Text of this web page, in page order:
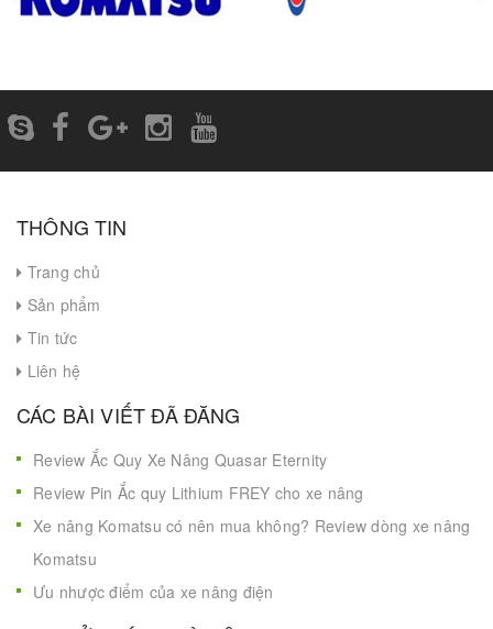
THÔNG TIN
Trang chủ
Sản phẩm
Tin tức
Liên hệ
CÁC BÀI VIẾT ĐÃ ĐĂNG
Review Ắc Quy Xe Nâng Quasar Eternity
Review Pin Ắc quy Lithium FREY cho xe nâng
Xe nâng Komatsu có nên mua không? Review dòng xe nâng
Komatsu
Ưu nhược điểm của xe nâng điện